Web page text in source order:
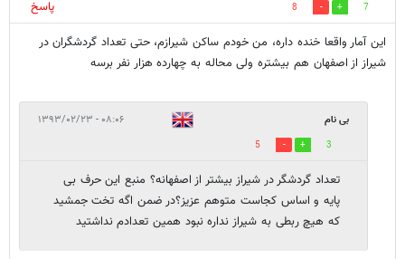
7
8
پاسخ
این آمار واقعا خنده داره، من خودم ساکن شیرازم، حتی تعداد گردشگران در
شیراز از اصفهان هم بیشتره ولی محاله به چهارده هزار نفر برسه
بی نام ۰۸:۰۶ - ۱۳۹۳/۰۲/۲۳
3
5
تعداد گردشگر در شیراز بیشتر از اصفهانه؟ منبع این حرف بی
پایه و اساس کجاست متوهم عزیز؟در ضمن اگه تخت جمشید
که هیچ ربطی به شیراز نداره نبود همین تعدادم نداشتید